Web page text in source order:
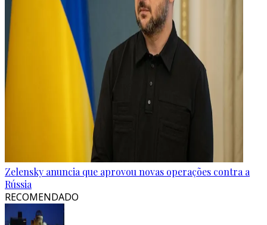
Zelensky anuncia que aprovou novas operações contra a
Rússia
RECOMENDADO